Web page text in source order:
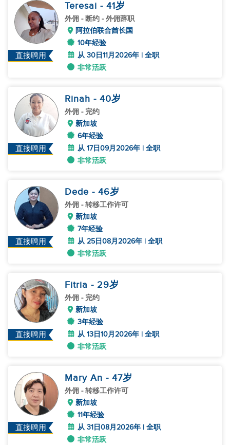
直接聘用
Teresai - 41岁
外佣 - 断约 - 外佣辞职
阿拉伯联合酋长国
10年经验
从 30日11月2026年 | 全职
非常活跃
直接聘用
Rinah - 40岁
外佣 - 完约
新加坡
6年经验
从 17日09月2026年 | 全职
非常活跃
直接聘用
Dede - 46岁
外佣 - 转移工作许可
新加坡
7年经验
从 25日08月2026年 | 全职
非常活跃
直接聘用
Fitria - 29岁
外佣 - 完约
新加坡
3年经验
从 13日10月2026年 | 全职
非常活跃
直接聘用
Mary An - 47岁
外佣 - 转移工作许可
新加坡
11年经验
从 31日08月2026年 | 全职
非常活跃